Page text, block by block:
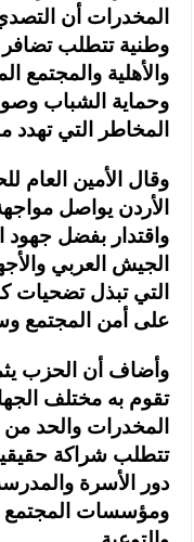
المخدرات أن
وطنية تتطلب
والأهلية والمجتمع
وحماية الشباب
المخاطر التي تهدد
وقال الأمين العام
الأردن يواصل
واقتدار بفضل جهود
الجيش العربي
التي تبذل تضحيات
على أمن المجتمع
وأضاف أن الحزب
تقوم به مختلف
المخدرات والحد من
تتطلب شراكة
دور الأسرة
ومؤسسات المجتمع